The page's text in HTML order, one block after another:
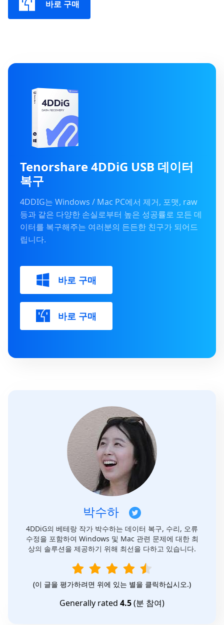
바로 구매
Tenorshare 4DDiG USB 데이터
복구
4DDIG는 Windows / Mac PC에서 제거, 포맷, raw
등과 같은 다양한 손실로부터 높은 성공률로 모든 데
이터를 복구해주는 여러분의 든든한 친구가 되어드
립니다.
바로 구매
바로 구매
박수하
4DDiG의 베테랑 작가 박수하는 데이터 복구, 수리, 오류
수정을 포함하여 Windows 및 Mac 관련 문제에 대한 최
상의 솔루션을 제공하기 위해 최선을 다하고 있습니다.
(이 글을 평가하려면 위에 있는 별을 클릭하십시오.)
Generally rated 4.5(분 참여)